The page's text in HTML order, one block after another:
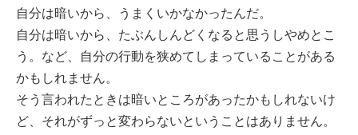
自分は暗いから、うまくいかなかったんだ。
自分は暗いから、たぶんしんどくなると思うしやめとこ
う。など、自分の行動を狭めてしまっていることがある
かもしれません。
そう言われたときは暗いところがあったかもしれないけ
ど、それがずっと変わらないということはありません。